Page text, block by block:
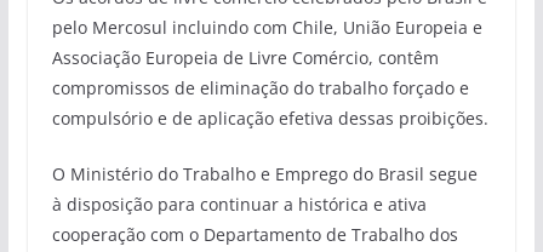
pelo Mercosul incluindo com Chile, União Europeia e
Associação Europeia de Livre Comércio, contêm
compromissos de eliminação do trabalho forçado e
compulsório e de aplicação efetiva dessas proibições.
O Ministério do Trabalho e Emprego do Brasil segue
à disposição para continuar a histórica e ativa
cooperação com o Departamento de Trabalho dos